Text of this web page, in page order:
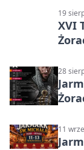
19
XVI
28
11